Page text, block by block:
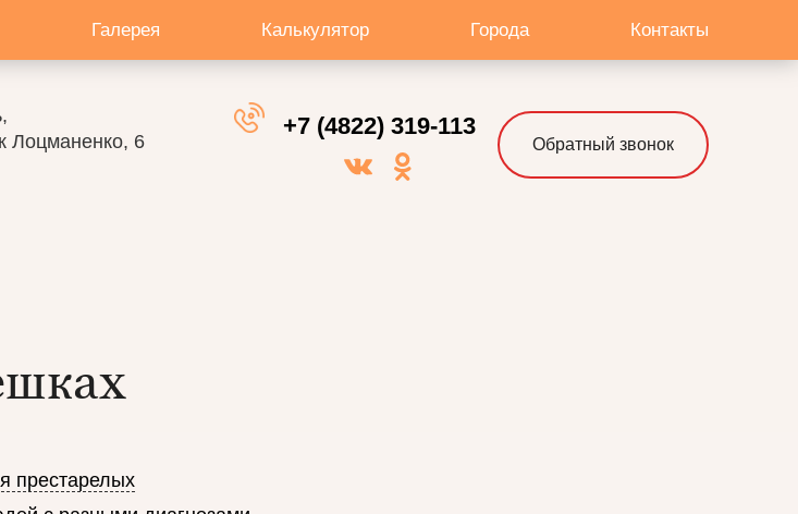
Галерея Калькулятор Города Контакты
Лоцманенко, 6
+7 (4822) 319-113
Обратный звонок
престарелых